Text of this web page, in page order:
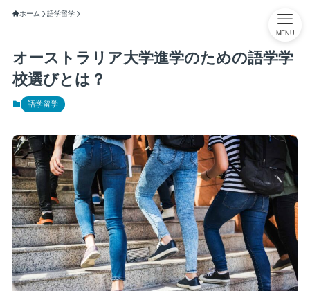
MENU
ホーム 語学留学
オーストラリア大学進学のための語学学
校選びとは？
語学留学